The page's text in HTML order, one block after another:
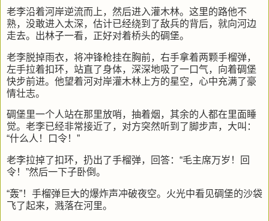
老李沿着河岸逆流而上，然后进入灌木林。这里的路他不
熟，没敢进入太深，估计已经绕到了敌兵的背后，就向河边
走去。出林子一看，正好对着桥头的碉堡。
老李脱掉雨衣，将冲锋枪挂在胸前，右手拿着两颗手榴弹，
左手拉着扣环，站直了身体，深深地吸了一口气，向着碉堡
快步前进。他望着河对岸灌木林上方的星空，心中充满了豪
情壮志。
碉堡里一个人站在那里放哨，抽着烟，其余的人都在里面睡
觉。老李已经非常接近了，对方突然听到了脚步声，大叫：
“什么人！口令！”
老李拉掉了扣环，扔出了手榴弹，回答：“毛主席万岁！回
令！”然后一下子卧倒。
“轰”！手榴弹巨大的爆炸声冲破夜空。火光中看见碉堡的沙袋
飞了起来，溅落在河里。